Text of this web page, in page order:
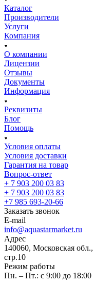
Каталог
Производители
Услуги
Компания
О компании
Лицензии
Отзывы
Документы
Информация
Реквизиты
Блог
Помощь
Условия оплаты
Условия доставки
Гарантия на товар
Вопрос-ответ
+ 7 903 200 03 83
+ 7 903 200 03 83
+7 985 693-20-66
Заказать звонок
E-mail
info@aquastarmarket.ru
Адрес
140060, Московская
стр.10
Режим работы
Пн. – Пт.: с 9:00 до 18:00